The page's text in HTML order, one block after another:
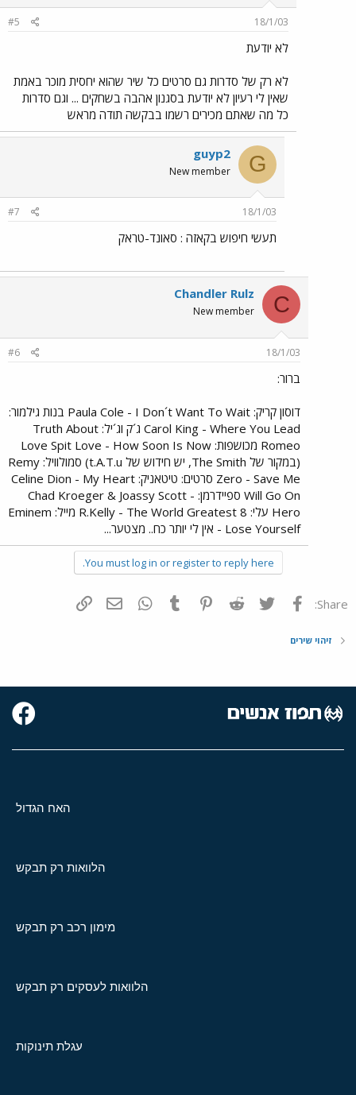
18/1/03
#5
לא יודעת
לא רק של סדרות גם סרטים כל שיר שהוא יחסית מוכר באמת
שאין לי רעיון לא יודעת בסגנון אהבה בשחקים ... וגם סדרות
כל מה שאתם מכירים רשמו בבקשה תודה מראש
G
guyp2
New member
18/1/03
#7
תעשי חיפוש בקאזה : סאונד-טראק
C
Chandler Rulz
New member
18/1/03
#6
ברור:
דוסון קריק: Paula Cole - I Don´t Want To Wait בנות גילמור:
Carol King - Where You Lead ג´ק וג´יל: Truth About
Romeo מכושפות: Love Spit Love - How Soon Is Now
(במקור של The Smith, יש חידוש של t.A.T.u) סמולוויל: Remy
Zero - Save Me סרטים: טיטאניק: Celine Dion - My Heart
Will Go On ספיידרמן: Chad Kroeger & Joassy Scott -
Hero עלי: R.Kelly - The World Greatest 8 מייל: Eminem
- Lose Yourself אין לי יותר כח.. מצטער...
You must log in or register to reply here.
Share: פייסבוק Twitter
Reddit
Pinterest
Tumblr
WhatsAppדואר אלקטרוני
זיהוי שירים
האח הגדול
הלוואות רק תבקש
מימון רכב רק תבקש
הלוואות לעסקים רק תבקש
עגלת תינוקות